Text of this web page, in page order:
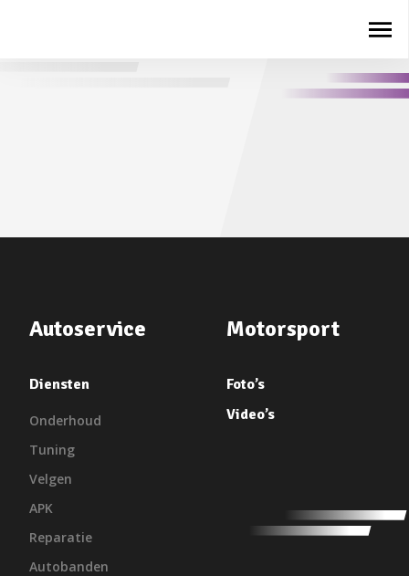
Autoservice
Diensten
Onderhoud
Tuning
Velgen
APK
Reparatie
Autobanden
Motorsport
Foto’s
Video’s